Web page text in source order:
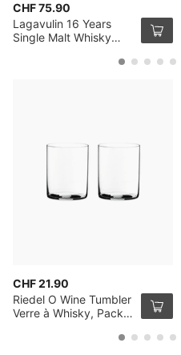
CHF 75.90
Lagavulin 16 Years
Single Malt Whisky
CHF 21.90
Riedel O Wine Tumbler
Verre à Whisky, Pack